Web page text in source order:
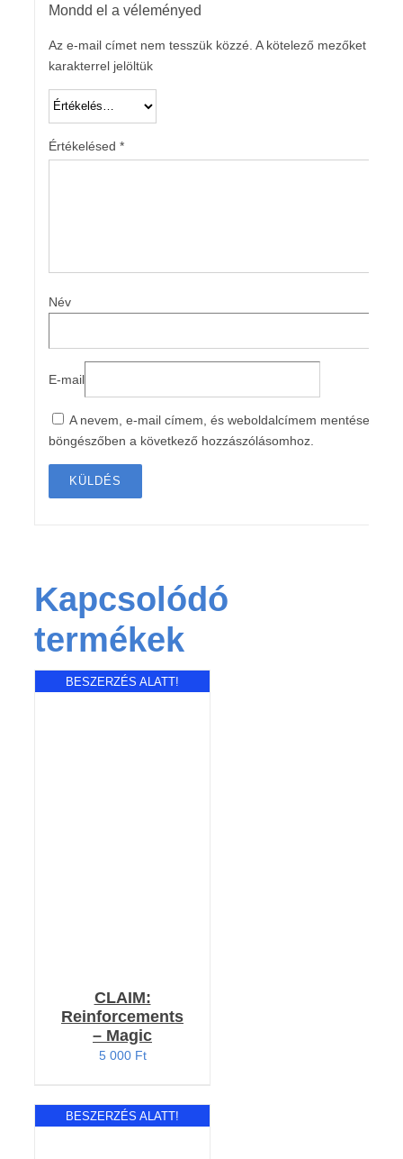
Mondd el a véleményed
Az e-mail címet nem tesszük közzé. A kötelező mezőket
karakterrel jelöltük
Értékelésed *
Név
E-mail
A nevem, e-mail címem, és weboldalcímem mentése a
böngészőben a következő hozzászólásomhoz.
Kapcsolódó
termékek
BESZERZÉS ALATT!
CLAIM:
Reinforcements
– Magic
5 000 Ft
BESZERZÉS ALATT!